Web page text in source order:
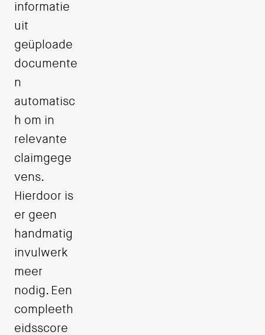
informatie
uit
geüploade
documente
n
automatisc
h om in
relevante
claimgege
vens.
Hierdoor is
er geen
handmatig
invulwerk
meer
nodig. Een
compleeth
eidsscore